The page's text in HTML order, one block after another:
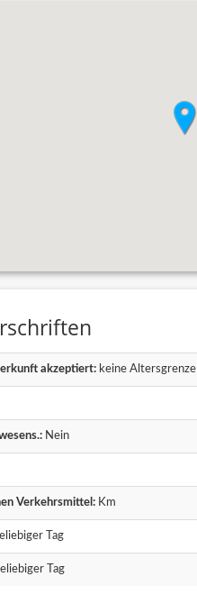
akzeptiert: keine Altersgrenze
Nein
Verkehrsmittel: Km
Tag
Tag